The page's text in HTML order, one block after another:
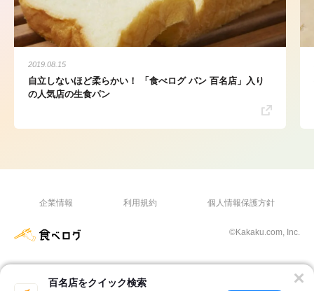
百名店をクイック検索
2019.08.15
自立しないほど柔らかい！ 「食べログ パン 百名店」入り
の人気店の生食パン
企業情報 利用規約 個人情報保護方針
©Kakaku.com, Inc.